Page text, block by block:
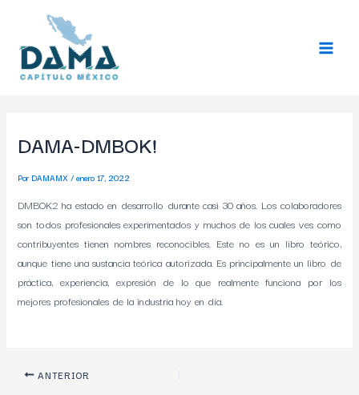
contenido
Menu
DAMA-DMBOK!
Por DAMAMX/enero 17, 2022
DMBOK2 ha estado en desarrollo durante casi 30 años. Los colaboradores
son todos profesionales experimentados y muchos de los cuales ves como
contribuyentes tienen nombres reconocibles. Este no es un libro teórico,
aunque tiene una sustancia teórica autorizada. Es principalmente un libro de
práctica, experiencia, expresión de lo que realmente funciona por los
mejores profesionales de la industria hoy en día.
entradas
ANTERIOR